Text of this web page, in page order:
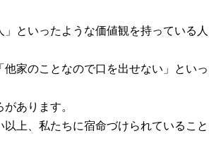
といったような価値観を持っている人
家のことなので口を出せない」といっ
あります。
上、私たちに宿命づけられていること